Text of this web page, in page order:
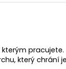
kterým
který chrání